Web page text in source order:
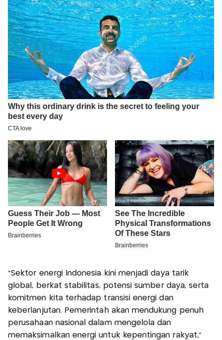
"Sektor energi Indonesia kini menjadi daya tarik
global, berkat stabilitas, potensi sumber daya, serta
komitmen kita terhadap transisi energi dan
keberlanjutan. Pemerintah akan mendukung penuh
perusahaan nasional dalam mengelola dan
memaksimalkan energi untuk kepentingan rakyat,"